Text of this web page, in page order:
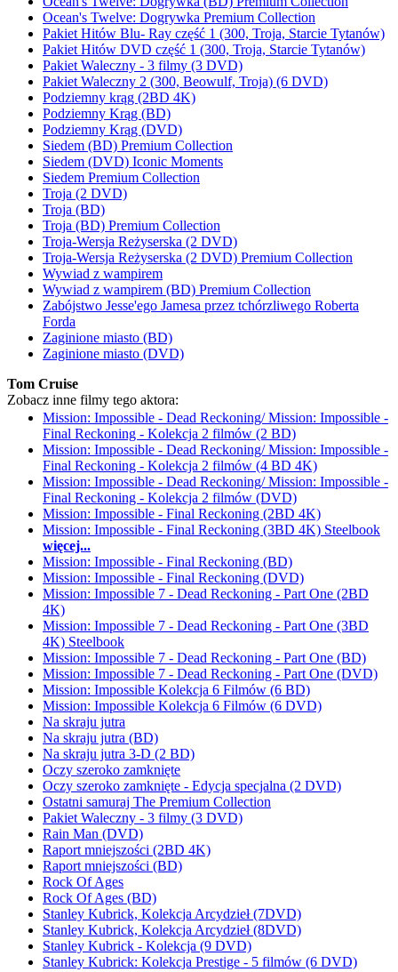
Ocean's Twelve: Dogrywka Premium Collection
Pakiet Hitów Blu- Ray część 1 (300, Troja, Starcie Tytanów)
Pakiet Hitów DVD część 1 (300, Troja, Starcie Tytanów)
Pakiet Waleczny - 3 filmy (3 DVD)
Pakiet Waleczny 2 (300, Beowulf, Troja) (6 DVD)
Podziemny krąg (2BD 4K)
Podziemny Krąg (BD)
Podziemny Krąg (DVD)
Siedem (BD) Premium Collection
Siedem (DVD) Iconic Moments
Siedem Premium Collection
Troja (2 DVD)
Troja (BD)
Troja (BD) Premium Collection
Troja-Wersja Reżyserska (2 DVD)
Troja-Wersja Reżyserska (2 DVD) Premium Collection
Wywiad z wampirem
Wywiad z wampirem (BD) Premium Collection
Zabójstwo Jesse'ego Jamesa przez tchórzliwego Roberta
Forda
Zaginione miasto (BD)
Zaginione miasto (DVD)
Tom Cruise
Zobacz inne filmy tego aktora:
Mission: Impossible - Dead Reckoning/ Mission: Impossible -
Final Reckoning - Kolekcja 2 filmów (2 BD)
Mission: Impossible - Dead Reckoning/ Mission: Impossible -
Final Reckoning - Kolekcja 2 filmów (4 BD 4K)
Mission: Impossible - Dead Reckoning/ Mission: Impossible -
Final Reckoning - Kolekcja 2 filmów (DVD)
Mission: Impossible - Final Reckoning (2BD 4K)
Mission: Impossible - Final Reckoning (3BD 4K) Steelbook
więcej...
Mission: Impossible - Final Reckoning (BD)
Mission: Impossible - Final Reckoning (DVD)
Mission: Impossible 7 - Dead Reckoning - Part One (2BD
4K)
Mission: Impossible 7 - Dead Reckoning - Part One (3BD
4K) Steelbook
Mission: Impossible 7 - Dead Reckoning - Part One (BD)
Mission: Impossible 7 - Dead Reckoning - Part One (DVD)
Mission: Impossible Kolekcja 6 Filmów (6 BD)
Mission: Impossible Kolekcja 6 Filmów (6 DVD)
Na skraju jutra
Na skraju jutra (BD)
Na skraju jutra 3-D (2 BD)
Oczy szeroko zamknięte
Oczy szeroko zamknięte - Edycja specjalna (2 DVD)
Ostatni samuraj The Premium Collection
Pakiet Waleczny - 3 filmy (3 DVD)
Rain Man (DVD)
Raport mniejszości (2BD 4K)
Raport mniejszości (BD)
Rock Of Ages
Rock Of Ages (BD)
Stanley Kubrick, Kolekcja Arcydzieł (7DVD)
Stanley Kubrick, Kolekcja Arcydzieł (8DVD)
Stanley Kubrick - Kolekcja (9 DVD)
Stanley Kubrick: Kolekcja Prestige - 5 filmów (6 DVD)